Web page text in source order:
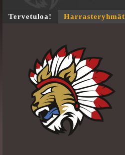
Tervetuloa! Harrasteryhmät